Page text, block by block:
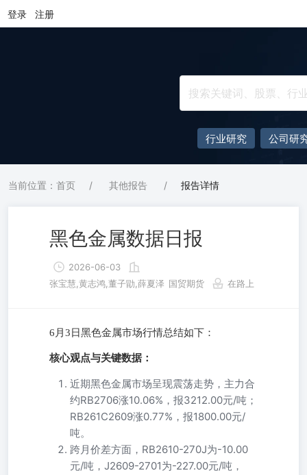
登录 注册
行业研究 公司研
当前位置：首页 / 其他报告 / 报告详情
黑色金属数据日报
2026-06-03
张宝慧,黄志鸿,董子勖,薛夏泽 国贸期货 在路上
6月3日黑色金属市场行情总结如下：
核心观点与关键数据：
近期黑色金属市场呈现震荡走势，主力合
约RB2706涨10.06%，报3212.00元/吨；
RB261C2609涨0.77%，报1800.00元/
吨。
跨月价差方面，RB2610-270J为-10.00
元/吨，J2609-2701为-227.00元/吨，